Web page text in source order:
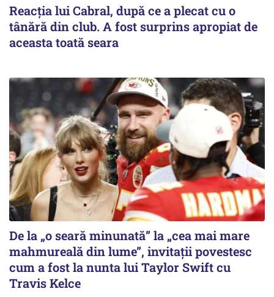
Reacția lui Cabral, după ce a plecat cu o
tânără din club. A fost surprins apropiat de
aceasta toată seara
De la „o seară minunată” la „cea mai mare
mahmureală din lume”, invitații povestesc
cum a fost la nunta lui Taylor Swift cu
Travis Kelce